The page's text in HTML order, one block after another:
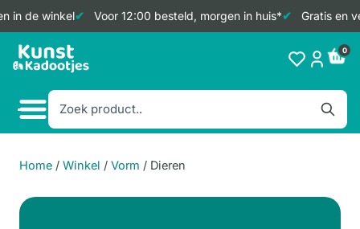
de winkel Voor 12:00 besteld, morgen in huis* Gratis en
Doorgaan
naar
0
Home / Winkel / Vorm / Dieren